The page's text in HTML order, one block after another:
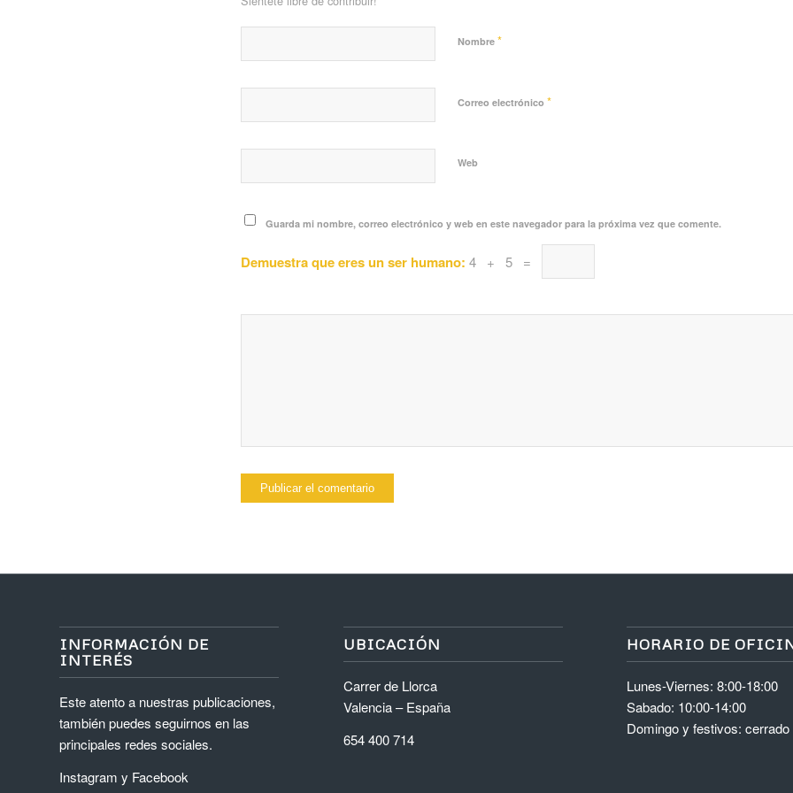
Nombre *
Correo electrónico *
Web
Guarda mi nombre, correo electrónico y web en este navegador para la próxima vez que comente.
Demuestra que eres un ser humano: 4 + 5 =
INFORMACIÓN DE
INTERÉS
Este atento a nuestras publicaciones,
también puedes seguirnos en las
principales redes sociales.
Instagram y Facebook
UBICACIÓN
Carrer de Llorca
Valencia – España
654 400 714
HORARIO DE
Lunes-Viernes: 8:00-18:00
Sabado: 10:00-14:00
Domingo y festivos: cerrado